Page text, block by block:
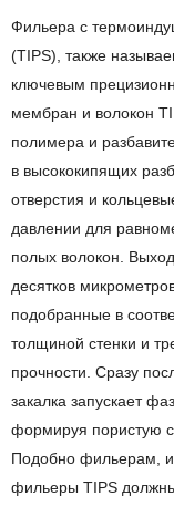
Фильера с
(TIPS), также
ключевым
мембран и волокон
полимера и
в высококипящих
отверстия и
давлении для
полых волокон.
десятков
подобранные в
толщиной стенки и
прочности. Сразу
закалка запускает
формируя пористую
Подобно фильерам,
фильеры TIPS